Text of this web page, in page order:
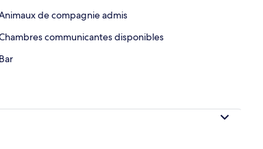
de compagnie admis
communicantes disponibles
Bar